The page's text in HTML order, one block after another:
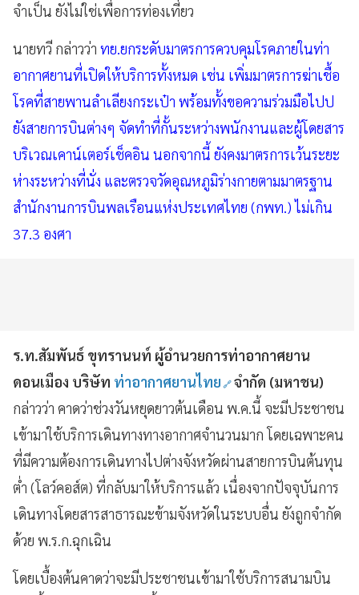
จำเป็น ยังไม่ใช่เพื่อการท่องเที่ยว
นายทวี กล่าวว่า ทย.ยกระดับมาตรการควบคุมโรคภายในท่า
อากาศยานที่เปิดให้บริการทั้งหมด เช่น เพิ่มมาตรการฆ่าเชื้อ
โรคที่สายพานลำเลียงกระเป๋า พร้อมทั้งขอความร่วมมือไปป
ยังสายการบินต่างๆ จัดทำที่กั้นระหว่างพนักงานและผู้โดยสาร
บริเวณเคาน์เตอร์เช็คอิน นอกจากนี้ ยังคงมาตรการเว้นระยะ
ห่างระหว่างที่นั่ง และตรวจวัดอุณหภูมิร่างกายตามมาตรฐาน
สำนักงานการบินพลเรือนแห่งประเทศไทย (กพท.) ไม่เกิน
37.3 องศา
ร.ท.สัมพันธ์ ขุทรานนท์ ผู้อำนวยการท่าอากาศยาน
ดอนเมือง บริษัท ท่าอากาศยานไทย จำกัด (มหาชน)
กล่าวว่า คาดว่าช่วงวันหยุดยาวต้นเดือน พ.ค.นี้ จะมีประชาชน
เข้ามาใช้บริการเดินทางทางอากาศจำนวนมาก โดยเฉพาะคน
ที่มีความต้องการเดินทางไปต่างจังหวัดผ่านสายการบินต้นทุน
ต่ำ (โลว์คอส์ต) ที่กลับมาให้บริการแล้ว เนื่องจากปัจจุบันการ
เดินทางโดยสารสาธารณะข้ามจังหวัดในระบบอื่น ยังถูกจำกัด
ด้วย พ.ร.ก.ฉุกเฉิน
โดยเบื้องต้นคาดว่าจะมีประชาชนเข้ามาใช้บริการสนามบิน